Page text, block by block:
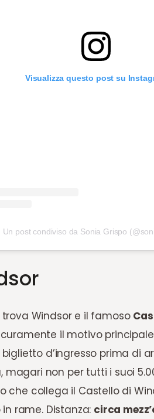
Visualizza questo post su
Un post condiviso da Sonia Grispo
trova Windsor e il famoso
il motivo
d’ingresso prima di
magari non per tutti i suoi
che collega il Castello di
rame. Distanza: circa